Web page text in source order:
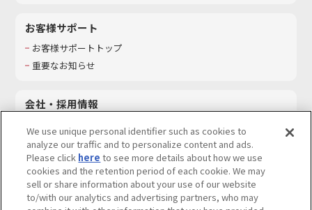
お客様サポート
お客様サポートトップ
重要なお知らせ
会社・採用情報
採用情報
サステナビリティ
お問い合わせ
We use unique personal identifier such as cookies to
analyze our traffic and to personalize content and ads.
Please click here to see more details about how we use
cookies and the retention period of each cookie. We may
sell or share information about your use of our website
to/with our analytics and advertising partners, who may